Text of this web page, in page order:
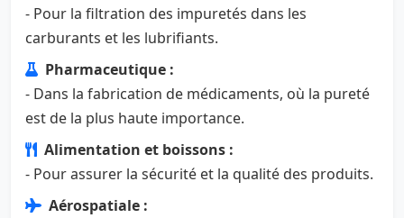
- Pour la filtration des impuretés dans les
carburants et les lubrifiants.
Pharmaceutique :
- Dans la fabrication de médicaments, où la pureté
est de la plus haute importance.
Alimentation et boissons :
- Pour assurer la sécurité et la qualité des produits.
Aérospatiale :